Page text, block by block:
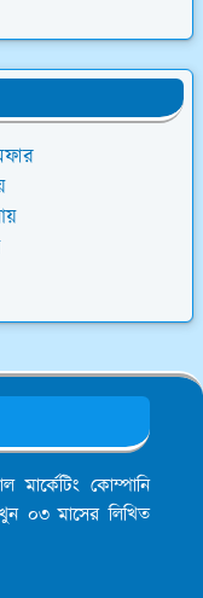
মার্কেটিং কোম্পানি
০৩ মাসের লিখিত